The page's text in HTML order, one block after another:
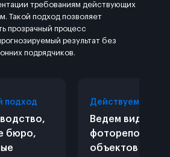
требованиям действующих
Такой подход позволяет
прозрачный процесс
результат без
подрядчиков.
подход
бюро,
Действуем
Ведем видео и
объектов